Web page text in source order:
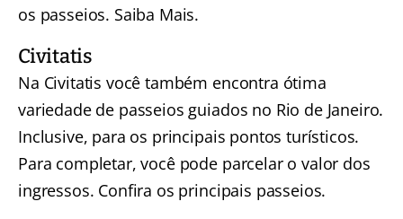
os passeios. Saiba Mais.
Civitatis
Na Civitatis você também encontra ótima
variedade de passeios guiados no Rio de Janeiro.
Inclusive, para os principais pontos turísticos.
Para completar, você pode parcelar o valor dos
ingressos. Confira os principais passeios.